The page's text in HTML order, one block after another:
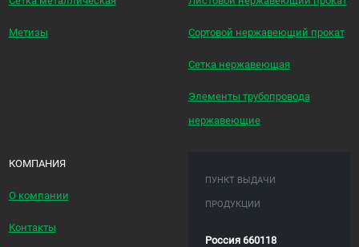
Метизы Сортовой нержавеющий прокат
Сетка нержавеющая
Элементы трубопровода
нержавеющие
КОМПАНИЯ
О компании
Контакты
ПУНКТ ВЫДАЧИ
ПРОДУКЦИИ
Россия 660118